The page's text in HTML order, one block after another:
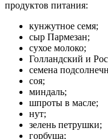
продуктов питания:
кунжутное семя;
сыр Пармезан;
сухое молоко;
Голландский и
семена
соя;
миндаль;
шпроты в масле;
нут;
зелень петрушки;
горбуша;